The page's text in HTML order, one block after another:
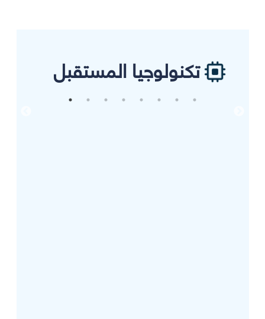
تكنولوجيا المستقبل